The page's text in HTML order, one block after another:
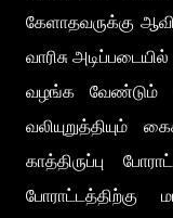
கேளாதவருக்கு
வாரிசு
வழங்க வேண்டும்
காத்திருப்பு
போராட்டத்திற்கு